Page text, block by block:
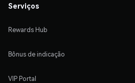
Serviços
Rewards Hub
Bônus de indicação
VIP Portal